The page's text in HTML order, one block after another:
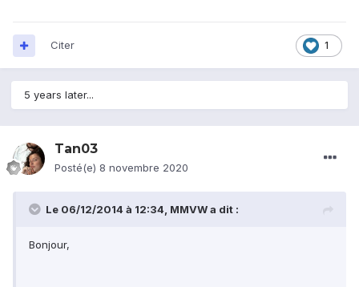
1
Citer
5 years later...
Tan03
Posté(e) 8 novembre 2020
Le 06/12/2014 à 12:34, MMVWa dit :
Bonjour,